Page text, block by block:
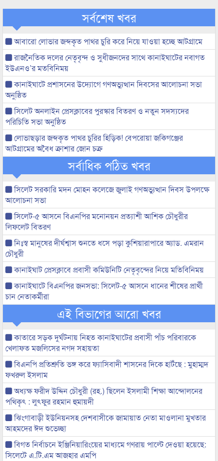
সর্বশেষ খবর
আবারো লোভার জব্দকৃত পাথর চুরি করে নিয়ে যাওয়া হচ্ছে আটগ্রামে
রাজনৈতিক দলের নেতৃবৃন্দ ও সুধীজনদের সাথে কানাইঘাটের নবাগত
ইউএনও’র মতবিনিময়
কানাইঘাটে প্রশাসনের উদ্যোগে গণঅভ্যুত্থান দিবসের আলোচনা সভা
অনুষ্ঠিত
সিলেট অনলাইন প্রেসক্লাবের পুরস্কার বিতরণ ও নতুন সদস্যদের
পরিচিতি সভা অনুষ্ঠিত
লোভাছড়ার জব্দকৃত পাথর চুরির হিড়িক! বেপরোয়া জকিগঞ্জের
আটগ্রামের অবৈধ ক্রাশার জোন চক্র
সর্বাধিক পঠিত খবর
সিলেট সরকারি মদন মোহন কলেজে জুলাই গণঅভ্যুত্থান দিবস উপলক্ষে
আলোচনা সভা
সিলেট-৫ আসনে বিএনপির মনোনয়ন প্রত্যাশী আশিক চৌধুরীর
লিফলেট বিতরণ
নিঃস্ব মানুষের দীর্ঘশ্বাস শুনতে ধসে পড়া কুশিয়ারাপারে অ্যাড. এমরান
চৌধুরী
কানাইঘাট প্রেসক্লাবে প্রবাসী কমিউনিটি নেতৃবৃন্দের নিয়ে মতিবিনিময়
কানাইঘাটে বিএনপির জনসভা: সিলেট-৫ আসনে ধানের শীষের প্রার্থী
চান নেতাকর্মীরা
এই বিভাগের আরো খবর
কাতারে সড়ক দুর্ঘটনায় নিহত কানাইঘাটের প্রবাসী পাঁচ পরিবারকে
খেলাফত মজলিসের নগদ সহায়তা
বিএনপি প্রতিশ্রুতি ভঙ্গ করে ফ্যাসিবাদী শাসনের দিকে হাটঁছে : মুহাম্মদ
ফখরুল ইসলাম
অধ্যক্ষ ফরীদ উদ্দিন চৌধুরী (রহ.) ছিলেন ইসলামী শিক্ষা আন্দোলনের
পথিকৃৎ : লুৎফুর রহমান হুমায়দী
ঝিংগাবাড়ী ইউনিয়নসহ দেশবাসীকে জামায়াত নেতা মাওলানা মুখতার
আহমদের ঈদ শুভেচ্ছা
বিগত নির্বাচনে ইঞ্জিনিয়ারিংয়ের মাধ্যমে গণরায় পাল্টে দেওয়া হয়েছে:
সিলেটে এ.টি.এম আজহার এমপি